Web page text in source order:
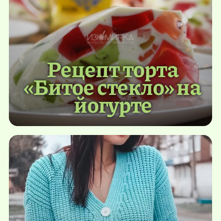
Рецепт торта
«Битое стекло» на
йогурте